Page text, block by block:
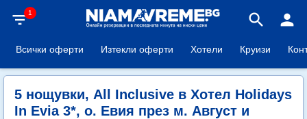
filter_list1 search person
Всички оферти Изтекли оферти Хотели Круизи
5 нощувки, All Inclusive в Хотел Holidays
In Evia 3*, o. Евия през м. Август и